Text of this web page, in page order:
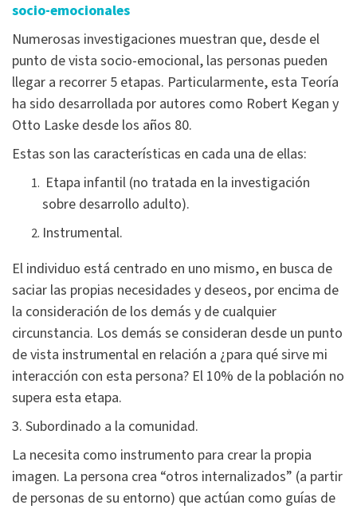
socio-emocionales
Numerosas investigaciones muestran que, desde el
punto de vista socio-emocional, las personas pueden
llegar a recorrer 5 etapas. Particularmente, esta Teoría
ha sido desarrollada por autores como Robert Kegan y
Otto Laske desde los años 80.
Estas son las características en cada una de ellas:
Etapa infantil (no tratada en la investigación
sobre desarrollo adulto).
Instrumental.
El individuo está centrado en uno mismo, en busca de
saciar las propias necesidades y deseos, por encima de
la consideración de los demás y de cualquier
circunstancia. Los demás se consideran desde un punto
de vista instrumental en relación a ¿para qué sirve mi
interacción con esta persona? El 10% de la población no
supera esta etapa.
3. Subordinado a la comunidad.
La necesita como instrumento para crear la propia
imagen. La persona crea “otros internalizados” (a partir
de personas de su entorno) que actúan como guías de